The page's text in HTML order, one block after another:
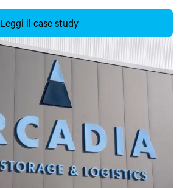
Leggi il case study